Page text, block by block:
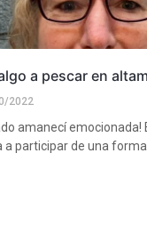
a pescar en
2022
amanecí emocionada!
a participar de una